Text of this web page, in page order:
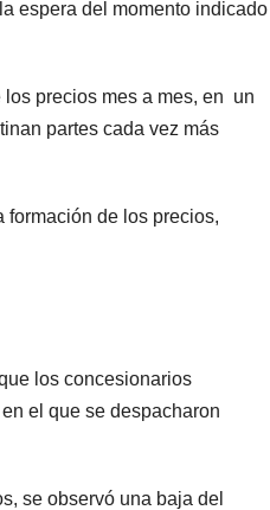
espera del momento indicado
precios mes a mes, en un
partes cada vez más
formación de los precios,
los concesionarios
el que se despacharon
se observó una baja del